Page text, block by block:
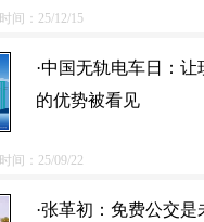
时间：25/12/15
·中国无轨电车日：
的优势被看见
时间：25/09/22
·张革初：免费公交